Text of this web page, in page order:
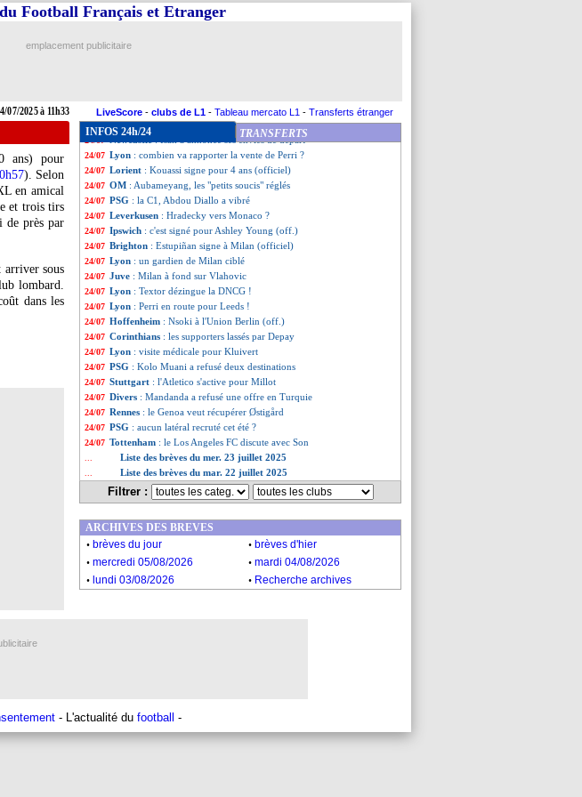
07/2025 à 11h33
Football Français et Etranger
emplacement publicitaire
LiveScore - clubs de L1 - Tableau mercato L1 - Transferts étranger
ans) pour
). Selon
en amical
et trois tirs
de près par
arriver sous
lombard.
dans les
INFOS 24h/24 TRANSFERTS
24/07 Bayern: Zaragoza dit non à Mourinho
24/07 TFC: Aston Villa pousse fort pour Canvot
24/07 Metz
24/07 Milan: Emerson Royal a tranché
24/07 Bayern: Galatasaray veut Kim
: Isak a annoncé ses envies de départ
24/07 Lyon : combien va rapporter la vente de Perri ?
24/07 Lorient : Kouassi signe pour 4 ans (officiel)
24/07 OM : Aubameyang, les "petits soucis" réglés
24/07 PSG : la C1, Abdou Diallo a vibré
24/07 Leverkusen : Hradecky vers Monaco ?
24/07 Ipswich : c'est signé pour Ashley Young (off.)
24/07 Brighton : Estupiñan signe à Milan (officiel)
24/07 Lyon : un gardien de Milan ciblé
24/07 Juve : Milan à fond sur Vlahovic
24/07 Lyon : Textor dézingue la DNCG !
24/07 Lyon : Perri en route pour Leeds !
24/07 Hoffenheim : Nsoki à l'Union Berlin (off.)
24/07 Corinthians : les supporters lassés par Depay
24/07 Lyon : visite médicale pour Kluivert
24/07 PSG : Kolo Muani a refusé deux destinations
24/07 Stuttgart : l'Atletico s'active pour Millot
24/07 Divers : Mandanda a refusé une offre en Turquie
24/07 Rennes : le Genoa veut récupérer Østigård
24/07 PSG : aucun latéral recruté cet été ?
24/07 Tottenham : le Los Angeles FC discute avec Son
Liste des brèves du mer. 23 juillet 2025
Liste des brèves du mar. 22 juillet 2025
Filtrer :
ARCHIVES DES BREVES
. brèves du jour . brèves d'hier
. mercredi 05/08/2026 . mardi 04/08/2026
. lundi 03/08/2026 . Recherche archives
- L'actualité du football -